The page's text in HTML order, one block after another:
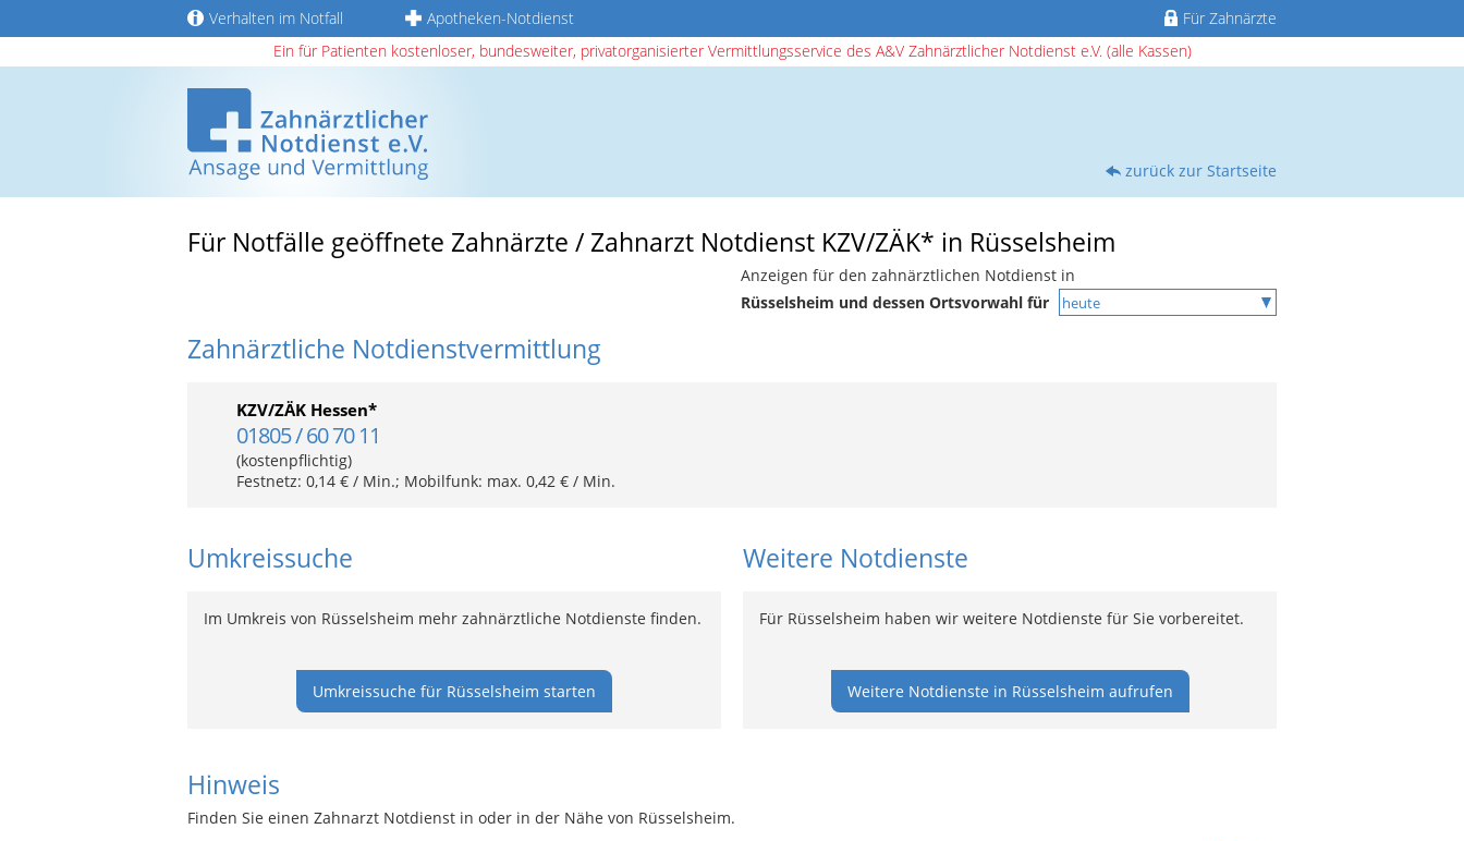
Verhalten im Notfall Apotheken-Notdienst
Für Zahnärzte
Ein für Patienten kostenloser, bundesweiter, privatorganisierter Vermittlungsservice des A&V Zahnärztlicher Notdienst e.V. (alle Kassen)
zurück zur Startseite
Für Notfälle geöffnete Zahnärzte / Zahnarzt Notdienst KZV/ZÄK* in Rüsselsheim
Anzeigen für den zahnärztlichen Notdienst in
Rüsselsheim und dessen Ortsvorwahl für
Zahnärztliche Notdienstvermittlung
KZV/ZÄK Hessen*
01805 / 60 70 11
(kostenpflichtig)
Festnetz: 0,14 € / Min.; Mobilfunk: max. 0,42 € / Min.
Umkreissuche
Im Umkreis von Rüsselsheim mehr zahnärztliche Notdienste finden.
Umkreissuche für Rüsselsheim starten
Weitere Notdienste
Für Rüsselsheim haben wir weitere Notdienste für Sie vorbereitet.
Weitere Notdienste in Rüsselsheim aufrufen
Hinweis
Finden Sie einen Zahnarzt Notdienst in oder in der Nähe von Rüsselsheim.